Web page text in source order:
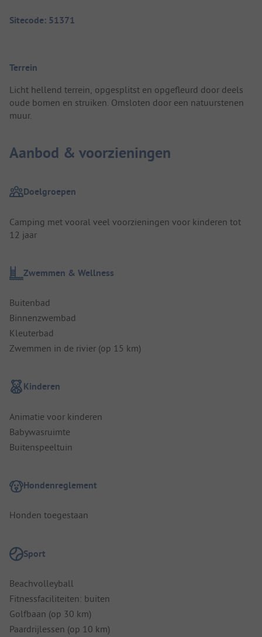
Sitecode: 51371
Terrein
Licht hellend terrein, opgesplitst en opgefleurd door deels
oude bomen en struiken. Omsloten door een natuurstenen
muur.
Aanbod & voorzieningen
Doelgroepen
Camping met vooral veel voorzieningen voor kinderen tot
12 jaar
Zwemmen & Wellness
Buitenbad
Binnenzwembad
Kleuterbad
Zwemmen in de rivier (op 15 km)
Kinderen
Animatie voor kinderen
Babywasruimte
Buitenspeeltuin
Hondenreglement
Honden toegestaan
Sport
Beachvolleyball
Fitnessfaciliteiten: buiten
Golfbaan (op 30 km)
Paardrijlessen (op 10 km)